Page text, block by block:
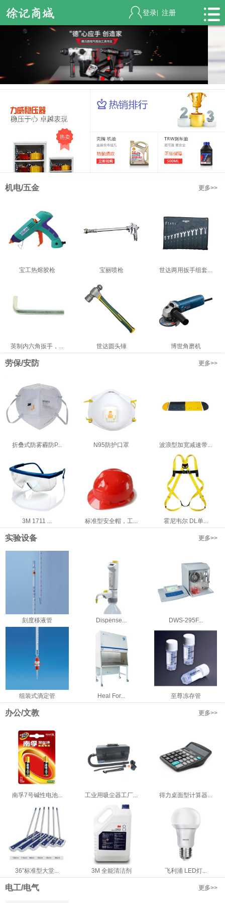
登录| 注册
机电/五金 更多>>
宝工热熔胶枪 宝丽喷枪 世达两用扳手组套...
英制内六角扳手，... 世达圆头锤 博世角磨机
劳保/安防 更多>>
折叠式防雾霾防P... N95防护口罩 波浪型加宽减速带...
3M 1711 ... 标准型安全帽，工... 霍尼韦尔 DL单...
实验设备 更多>>
刻度移液管 Dispense... DWS-295F...
组装式滴定管 Heal For... 至尊冻存管
办公/文教 更多>>
南孚7号碱性电池... 工业用吸尘器工厂... 得力桌面型计算器...
36”标准型大堂... 3M 全能清洁剂 飞利浦 LED灯...
电工/电气 更多>>